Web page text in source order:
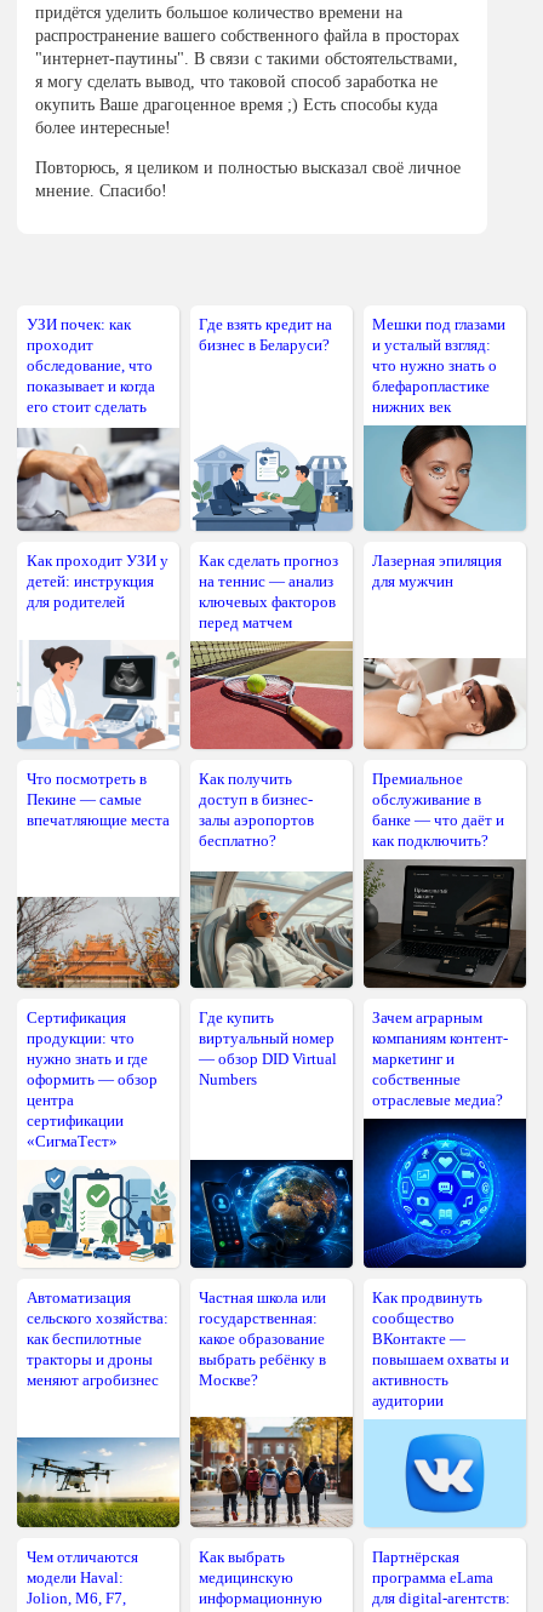
придётся уделить большое количество времени на
распространение вашего собственного файла в просторах
"интернет-паутины". В связи с такими обстоятельствами,
я могу сделать вывод, что таковой способ заработка не
окупить Ваше драгоценное время ;) Есть способы куда
более интересные!
Повторюсь, я целиком и полностью высказал своё личное
мнение. Спасибо!
УЗИ почек: как
проходит
обследование, что
показывает и когда
его стоит сделать
Где взять кредит на
бизнес в Беларуси?
Мешки под глазами
и усталый взгляд:
что нужно знать о
блефаропластике
нижних век
Как проходит УЗИ у
детей: инструкция
для родителей
Как сделать прогноз
на теннис — анализ
ключевых факторов
перед матчем
Лазерная эпиляция
для мужчин
Что посмотреть в
Пекине — самые
впечатляющие места
Как получить
доступ в бизнес-
залы аэропортов
бесплатно?
Премиальное
обслуживание в
банке — что даёт и
как подключить?
Сертификация
продукции: что
нужно знать и где
оформить — обзор
центра
сертификации
«СигмаТест»
Где купить
виртуальный номер
— обзор DID Virtual
Numbers
Зачем аграрным
компаниям контент-
маркетинг и
собственные
отраслевые медиа?
Автоматизация
сельского хозяйства:
как беспилотные
тракторы и дроны
меняют агробизнес
Частная школа или
государственная:
какое образование
выбрать ребёнку в
Москве?
Как продвинуть
сообщество
ВКонтакте —
повышаем охваты и
активность
аудитории
Чем отличаются
модели Haval:
Jolion, M6, F7,
Как выбрать
медицинскую
информационную
Партнёрская
программа eLama
для digital-агентств: